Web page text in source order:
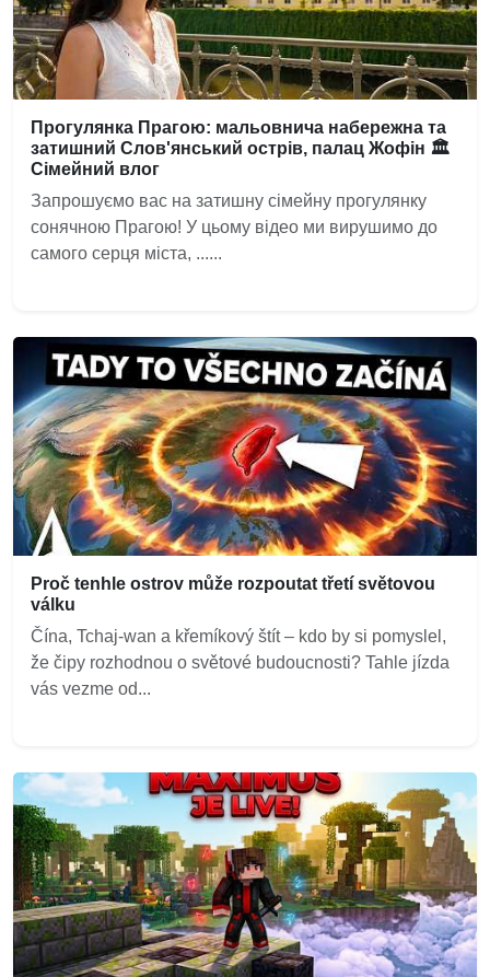
Прогулянка Прагою: мальовнича набережна та
затишний Слов'янський острів, палац Жофін 🏛️
Сімейний влог
Запрошуємо вас на затишну сімейну прогулянку
сонячною Прагою! У цьому відео ми вирушимо до
самого серця міста, ......
Proč tenhle ostrov může rozpoutat třetí světovou
válku
Čína, Tchaj-wan a křemíkový štít – kdo by si pomyslel,
že čipy rozhodnou o světové budoucnosti? Tahle jízda
vás vezme od...